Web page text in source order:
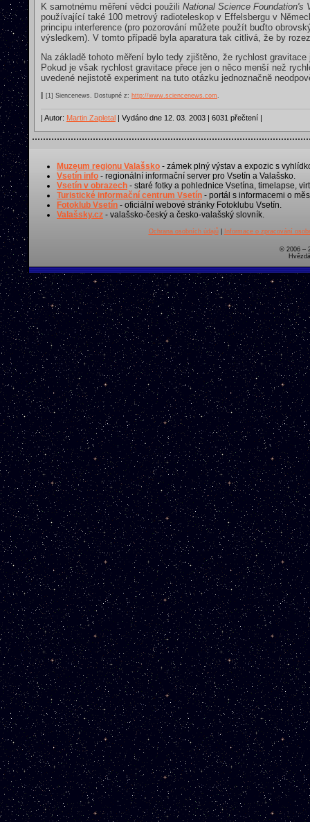
K samotnému měření vědci použili National Science Foundation's
používající také 100 metrový radioteleskop v Effelsbergu v
principu interference (pro pozorování můžete použít buďto
výsledkem). V tomto případě byla aparatura tak citlivá, že by
Na základě tohoto měření bylo tedy zjištěno, že rychlost
Pokud je však rychlost gravitace přece jen o něco menší než
uvedené nejistotě experiment na tuto otázku jednoznačně
[1] Siencenews. Dostupné z: http://www.sciencenews.com
| Autor: Martin Zapletal | Vydáno dne 12. 03. 2003 | 6031 přečtení |
Muzeum regionu Valašsko - zámek plný výstav a expozic s
Vsetín info - regionální informační server pro Vsetín a Valašsko.
Vsetín v obrazech - staré fotky a pohlednice Vsetína, timelapse,
Turistické informační centrum Vsetín - portál s informacemi o
Fotoklub Vsetín - oficiální webové stránky Fotoklubu Vsetín.
Valašsky.cz - valašsko-český a česko-valašský slovník.
Ochrana osobních údajů| Informace o zpracování
© 2006 –